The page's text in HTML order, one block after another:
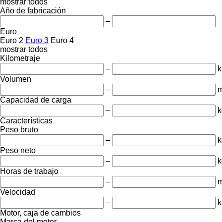
Año de fabricación
–
Euro
Euro 2 Euro 3 Euro 4
mostrar todos
Kilometraje
–
Volumen
–
Capacidad de carga
–
Características
Peso bruto
–
Peso neto
–
Horas de trabajo
–
Velocidad
–
Motor, caja de cambios